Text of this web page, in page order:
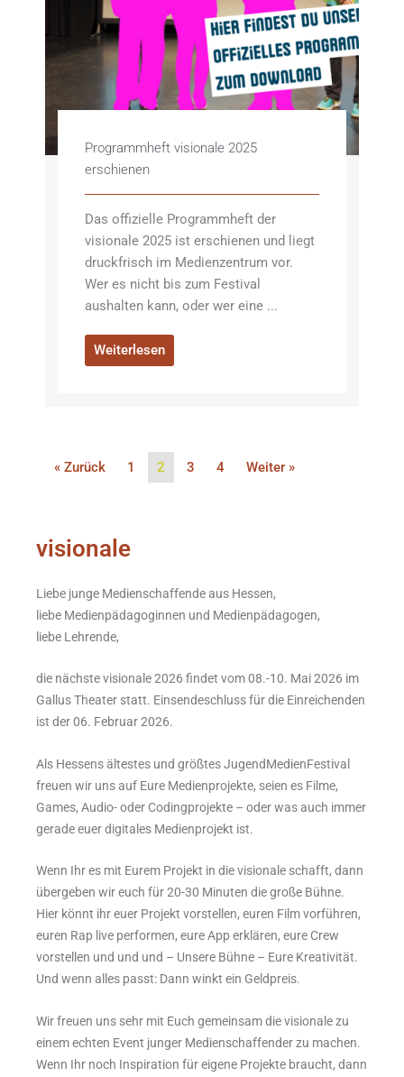
Programmheft visionale 2025
erschienen
Das offizielle Programmheft der
visionale 2025 ist erschienen und liegt
druckfrisch im Medienzentrum vor.
Wer es nicht bis zum Festival
aushalten kann, oder wer eine ...
Weiterlesen
« Zurück 1 2 3 4 Weiter »
visionale
Liebe junge Medienschaffende aus Hessen,
liebe Medienpädagoginnen und Medienpädagogen,
liebe Lehrende,
die nächste visionale 2026 findet vom 08.-10. Mai 2026 im
Gallus Theater statt. Einsendeschluss für die Einreichenden
ist der 06. Februar 2026.
Als Hessens ältestes und größtes JugendMedienFestival
freuen wir uns auf Eure Medienprojekte, seien es Filme,
Games, Audio- oder Codingprojekte – oder was auch immer
gerade euer digitales Medienprojekt ist.
Wenn Ihr es mit Eurem Projekt in die visionale schafft, dann
übergeben wir euch für 20-30 Minuten die große Bühne.
Hier könnt ihr euer Projekt vorstellen, euren Film vorführen,
euren Rap live performen, eure App erklären, eure Crew
vorstellen und und und – Unsere Bühne – Eure Kreativität.
Und wenn alles passt: Dann winkt ein Geldpreis.
Wir freuen uns sehr mit Euch gemeinsam die visionale zu
einem echten Event junger Medienschaffender zu machen.
Wenn Ihr noch Inspiration für eigene Projekte braucht, dann